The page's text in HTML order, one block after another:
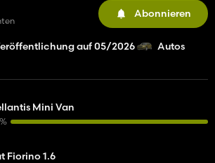
Abonnieren
auf 05/2026
Autos
Mini Van
Fiorino 1.6